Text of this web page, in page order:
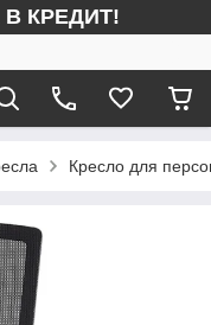
КРЕДИТ!
Кресло для